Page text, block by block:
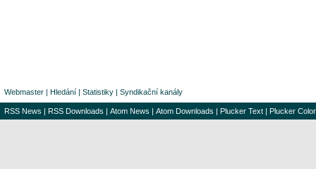
Webmaster | Hledání | Statistiky | Syndikační kanály
RSS News | RSS Downloads | Atom News | Atom Downloads | Plucker Text | Plucker Color